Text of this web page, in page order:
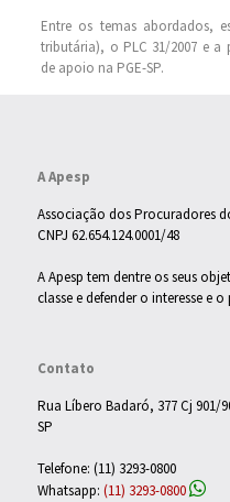
Entre os temas abordados,
tributária), o PLC 31/2007 e
de apoio na PGE-SP.
A Apesp
Associação dos Procuradores
CNPJ 62.654.124.0001/48
A Apesp tem dentre os seus
classe e defender o interesse e
Contato
Rua Líbero Badaró, 377 Cj 901/
SP
Telefone: (11) 3293-0800
Whatsapp: (11) 3293-0800